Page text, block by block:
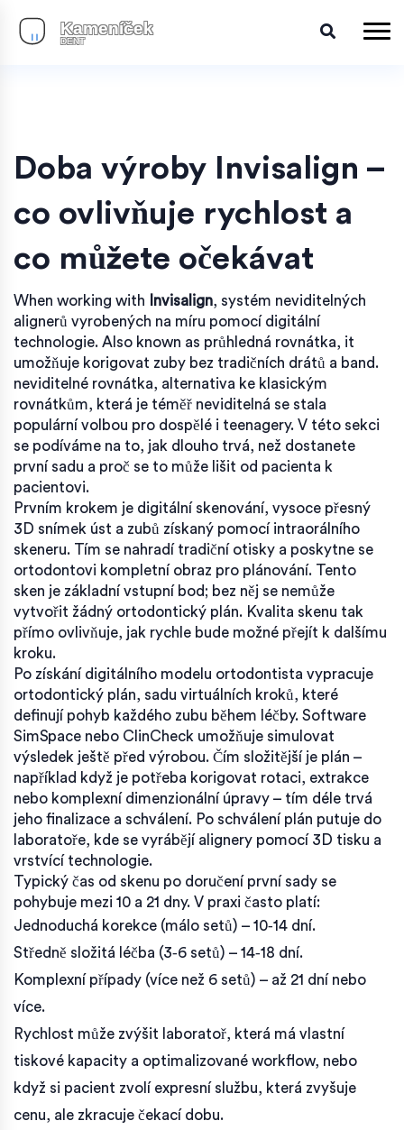
Doba výroby Invisalign –
co ovlivňuje rychlost a
co můžete očekávat
When working with Invisalign, systém neviditelných
alignerů vyrobených na míru pomocí digitální
technologie. Also known as průhledná rovnátka, it
umožňuje korigovat zuby bez tradičních drátů a band.
neviditelné rovnátka, alternativa ke klasickým
rovnátkům, která je téměř neviditelná se stala
populární volbou pro dospělé i teenagery. V této sekci
se podíváme na to, jak dlouho trvá, než dostanete
první sadu a proč se to může lišit od pacienta k
pacientovi.
Prvním krokem je digitální skenování, vysoce přesný
3D snímek úst a zubů získaný pomocí intraorálního
skeneru. Tím se nahradí tradiční otisky a poskytne se
ortodontovi kompletní obraz pro plánování. Tento
sken je základní vstupní bod; bez něj se nemůže
vytvořit žádný ortodontický plán. Kvalita skenu tak
přímo ovlivňuje, jak rychle bude možné přejít k dalšímu
kroku.
Po získání digitálního modelu ortodontista vypracuje
ortodontický plán, sadu virtuálních kroků, které
definují pohyb každého zubu během léčby. Software
SimSpace nebo ClinCheck umožňuje simulovat
výsledek ještě před výrobou. Čím složitější je plán –
například když je potřeba korigovat rotaci, extrakce
nebo komplexní dimenzionální úpravy – tím déle trvá
jeho finalizace a schválení. Po schválení plán putuje do
laboratoře, kde se vyrábějí alignery pomocí 3D tisku a
vrstvící technologie.
Typický čas od skenu po doručení první sady se
pohybuje mezi 10 a 21 dny. V praxi často platí:
Jednoduchá korekce (málo setů) – 10‑14 dní.
Středně složitá léčba (3‑6 setů) – 14‑18 dní.
Komplexní případy (více než 6 setů) – až 21 dní nebo
více.
Rychlost může zvýšit laboratoř, která má vlastní
tiskové kapacity a optimalizované workflow, nebo
když si pacient zvolí expresní službu, která zvyšuje
cenu, ale zkracuje čekací dobu.